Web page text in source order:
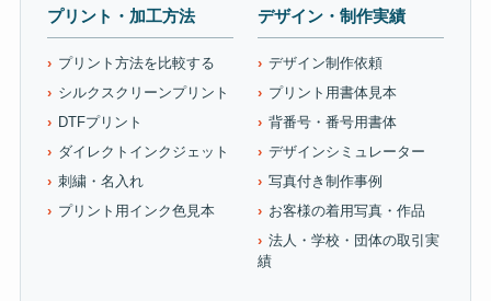
プリント・加工方法
プリント方法を比較する
シルクスクリーンプリント
DTFプリント
ダイレクトインクジェット
刺繍・名入れ
プリント用インク色見本
デザイン・制作実績
デザイン制作依頼
プリント用書体見本
背番号・番号用書体
デザインシミュレーター
写真付き制作事例
お客様の着用写真・作品
法人・学校・団体の取引実
績